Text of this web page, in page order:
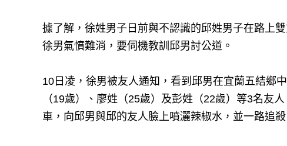
據了解，徐姓男子日前與不認識的邱姓男子在路上
徐男氣憤難消，要伺機教訓邱男討公道。
10日凌，徐男被友人通知，看到邱男在宜蘭五結鄉
（19歲）、廖姓（25歲）及彭姓（22歲）等3名友
車，向邱男與邱的友人臉上噴灑辣椒水，並一路追